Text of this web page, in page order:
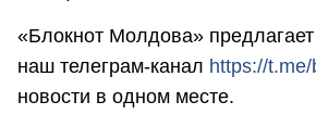
«Блокнот Молдова»
наш телеграм-канал https://
новости в одном месте.